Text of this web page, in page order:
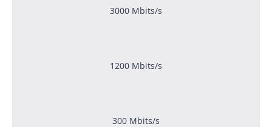
3000 Mbits/s
1200 Mbits/s
300 Mbits/s